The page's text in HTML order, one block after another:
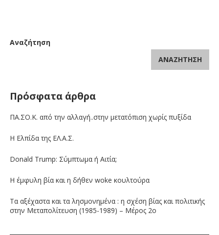
Αναζήτηση
ΑΝΑΖΉΤΗΣΗ
Πρόσφατα άρθρα
ΠΑ.ΣΟ.Κ. από την αλλαγή..στην μετατόπιση χωρίς πυξίδα
Η Ελπίδα της ΕΛ.Α.Σ.
Donald Trump: Σύμπτωμα ή Αιτία;
Η έμφυλη βία και η δήθεν woke κουλτούρα
Τα αξέχαστα και τα λησμονημένα : η σχέση βίας και πολιτικής
στην Μεταπολίτευση (1985-1989) – Μέρος 2ο